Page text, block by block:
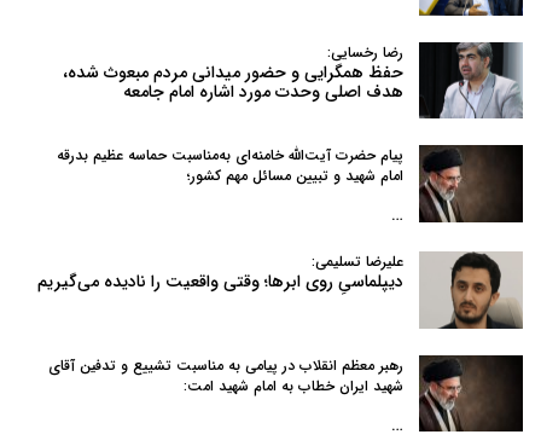
رضا رخسایی:
حفظ همگرایی و حضور میدانی مردم مبعوث شده،
هدف اصلی وحدت مورد اشاره امام جامعه
پیام حضرت آیت‌الله خامنه‌ای به‌مناسبت حماسه عظیم بدرقه
امام شهید و تبیین مسائل مهم کشور؛
…
علیرضا تسلیمی:
دیپلماسیِ روی ابرها؛ وقتی واقعیت را نادیده می‌گیریم
رهبر معظم انقلاب در پیامی به‌ مناسبت تشییع و تدفین آقای
شهید ایران خطاب به امام شهید امت:
…